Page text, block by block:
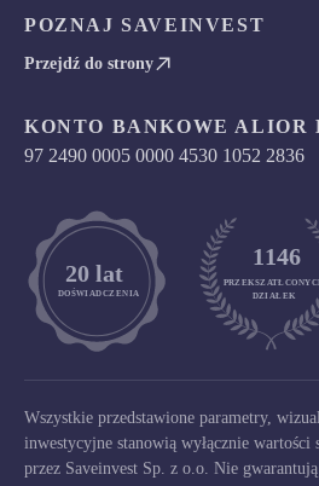
POZNAJ SAVEINVEST
Przejdź do strony
KONTO BANKOWE ALIOR
97 2490 0005 0000 4530 1052 2836
DOŚWIADCZENIA
	20 lat
1146
DZIAŁEK
Wszystkie przedstawione parametry,
inwestycyjne stanowią wyłącznie wartości
przez Saveinvest Sp. z o.o. Nie gwarantują